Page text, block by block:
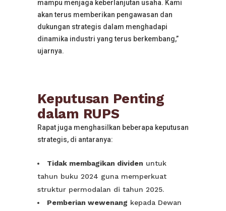
mampu menjaga keberlanjutan usaha. Kami
akan terus memberikan pengawasan dan
dukungan strategis dalam menghadapi
dinamika industri yang terus berkembang,”
ujarnya.
Keputusan Penting
dalam RUPS
Rapat juga menghasilkan beberapa keputusan
strategis, di antaranya:
Tidak membagikan dividen untuk
tahun buku 2024 guna memperkuat
struktur permodalan di tahun 2025.
Pemberian wewenang kepada Dewan